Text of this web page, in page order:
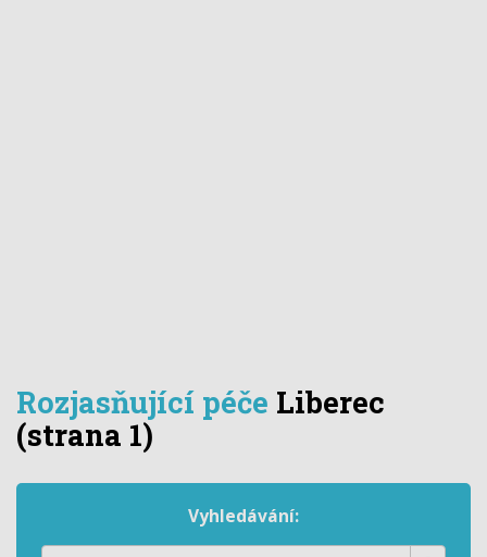
Rozjasňující péče Liberec
(strana 1)
Vyhledávání: